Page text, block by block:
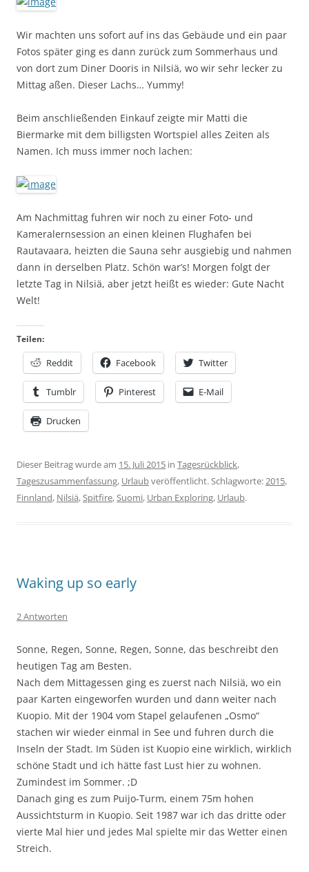
Wir machten uns sofort auf ins das Gebäude und ein paar
Fotos später ging es dann zurück zum Sommerhaus und
von dort zum Diner Dooris in Nilsiä, wo wir sehr lecker zu
Mittag aßen. Dieser Lachs… Yummy!
Beim anschließenden Einkauf zeigte mir Matti die
Biermarke mit dem billigsten Wortspiel alles Zeiten als
Namen. Ich muss immer noch lachen:
Am Nachmittag fuhren wir noch zu einer Foto- und
Kameralernsession an einen kleinen Flughafen bei
Rautavaara, heizten die Sauna sehr ausgiebig und nahmen
dann in derselben Platz. Schön war’s! Morgen folgt der
letzte Tag in Nilsiä, aber jetzt heißt es wieder: Gute Nacht
Welt!
Teilen:
Reddit Facebook Twitter
Tumblr Pinterest E-Mail
Drucken
Dieser Beitrag wurde am 15. Juli 2015 in Tagesrückblick,
Tageszusammenfassung, Urlaubveröffentlicht. Schlagworte:2015,
Finnland, Nilsiä,Spitfire,Suomi, Urban Exploring, Urlaub.
Waking up so early
2 Antworten
Sonne, Regen, Sonne, Regen, Sonne, das beschreibt den
heutigen Tag am Besten.
Nach dem Mittagessen ging es zuerst nach Nilsiä, wo ein
paar Karten eingeworfen wurden und dann weiter nach
Kuopio. Mit der 1904 vom Stapel gelaufenen „Osmo“
stachen wir wieder einmal in See und fuhren durch die
Inseln der Stadt. Im Süden ist Kuopio eine wirklich, wirklich
schöne Stadt und ich hätte fast Lust hier zu wohnen.
Zumindest im Sommer. ;D
Danach ging es zum Puijo-Turm, einem 75m hohen
Aussichtsturm in Kuopio. Seit 1987 war ich das dritte oder
vierte Mal hier und jedes Mal spielte mir das Wetter einen
Streich.